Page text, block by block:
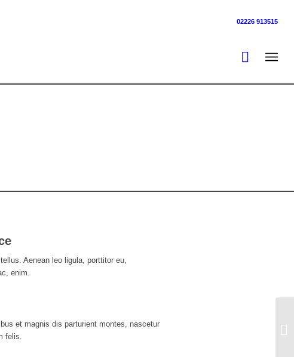
02226 913515
Aenean leo ligula, porttitor eu,
enim.
et magnis dis parturient montes, nascetur
felis.